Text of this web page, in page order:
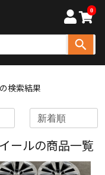
0
検索結果
ールの商品一覧